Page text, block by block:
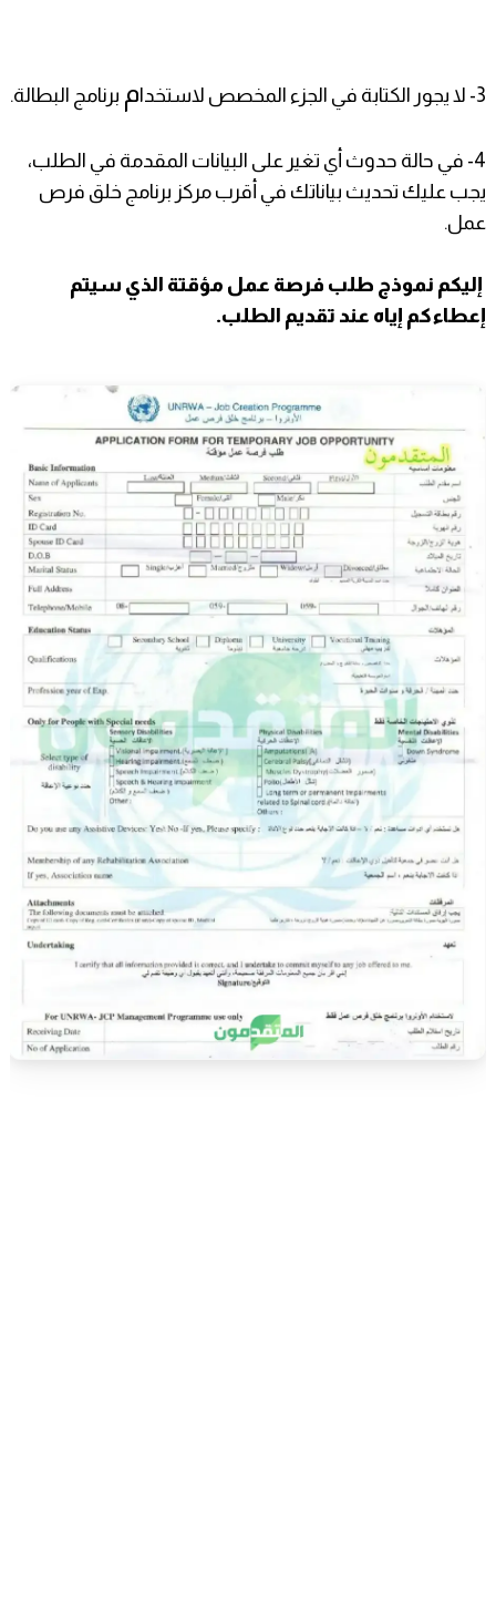
3- لا يجور الكتابة في الجزء المخصص لاستخدا م برنامج البطالة.
4- في حالة حدوث أي تغير على البيانات المقدمة في الطلب،
يجب عليك تحديث بياناتك في أقرب مركز برنامج خلق فرص
عمل.
إليكم نموذج طلب فرصة عمل مؤقتة الذي سيتم
إعطاءكم إياه عند تقديم الطلب.